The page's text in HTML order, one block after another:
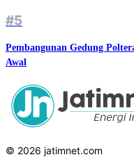
#5
Pembangunan Gedung
Awal
© 2026 jatimnet.com